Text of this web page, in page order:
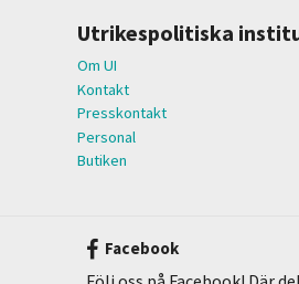
Utrikespolitiska
Om UI
Kontakt
Presskontakt
Personal
Butiken
Facebook